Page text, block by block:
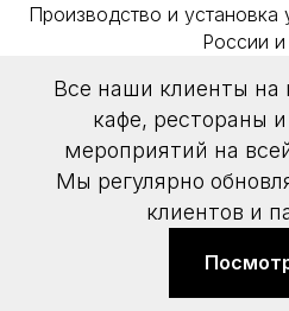
Производство и установка
России
Все наши клиенты на
кафе, рестораны
мероприятий на
Мы регулярно
клиентов и